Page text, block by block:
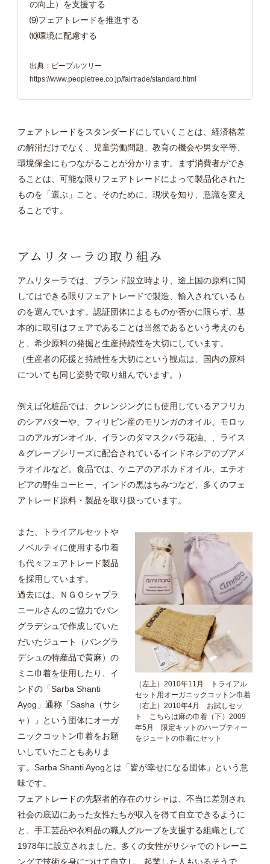
の向上）を支援する
⑼フェアトレードを推進する
⑽環境に配慮する
出典：ピープルツリー
https://www.peopletree.co.jp/fairtrade/standard.html
フェアトレードをスタンダードにしていくことは、経済格差
の解消だけでなく、児童労働問題、教育の機会や男女平等、
環境保全にもつながることが分かります。まず消費者ができ
ることは、可能な限りフェアトレードによって製品化された
ものを「選ぶ」こと。そのために、現状を知り、意識を変え
ることです。
アムリターラの取り組み
アムリターラでは、ブランド設立時より、途上国の原料に関
してはできる限りフェアトレードで製造、輸入されているも
のを選んでいます。認証団体によるものか否かに限らず、基
本的に取引はフェアであることは当然であるという考えのも
と、希少原料の発掘と生産持続性を大切にしています。
（生産者の応援と持続性を大切にという観点は、国内の原料
についても同じ姿勢で取り組んでいます。）
例えば化粧品では、クレンジングにも使用しているアフリカ
のシアバターや、フィリピン産のモリンガのオイル、モロッ
コのアルガンオイル、イランのダマスクバラ花油、、ライス
＆グレープシリーズに配合されているインドネシアのブアメ
ラオイルなど。食品では、ケニアのアボカドオイル、エチオ
ピアの野生コーヒー、インドの黒はちみつなど、多くのフェ
アトレード原料・製品を取り扱っています。
（左上）2010年11月 トライアル
セット用オーガニックコットン巾着
（右上）2010年4月 お試しセッ
ト こちらは麻の巾着（下）2009
年5月 限定キットのハーブティー
をジュートの巾着にセット
また、トライアルセットや
ノベルティに使用する巾着
も代々フェアトレード製品
を採用しています。
過去には、ＮＧＯシャプラ
ニールさんのご協力でバン
グラデシュで作成していた
だいたジュート（バングラ
デシュの特産品で黄麻）の
ミニ巾着を使用したり、イ
ンドの「Sarba Shanti
Ayog」通称「Sasha（サシ
ャ）」という団体にオーガ
ニックコットン巾着をお願
いしていたこともありま
す。Sarba Shanti Ayogとは「皆が幸せになる団体」という意
味です。
フェアトレードの先駆者的存在のサシャは、不当に差別され
社会の底辺にあった女性たちが収入を得て自立できるように
と、手工芸品や衣料品の職人グループを支援する組織として
1978年に設立されました。多くの女性がサシャでのトレーニ
ングで技術を身につけて自立し、起業した人もいるそうで